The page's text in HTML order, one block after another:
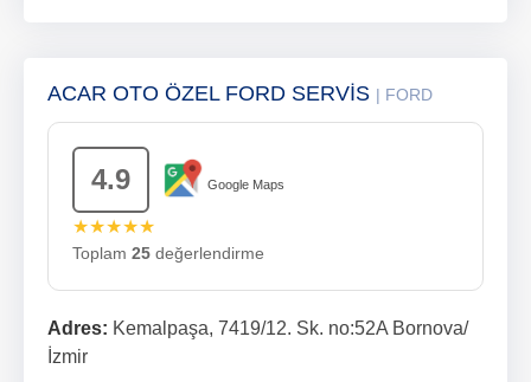
ACAR OTO ÖZEL FORD SERVİS | FORD
4.9 Google Maps
★★★★★
Toplam 25 değerlendirme
Adres: Kemalpaşa, 7419/12. Sk. no:52A Bornova/
İzmir